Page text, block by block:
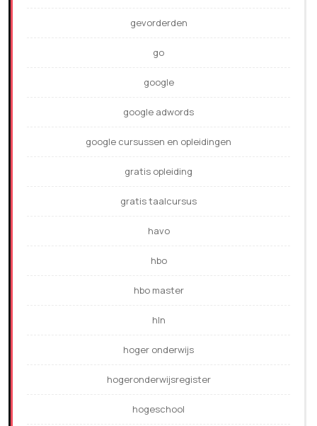
gevorderden
go
google
google adwords
google cursussen en opleidingen
gratis opleiding
gratis taalcursus
havo
hbo
hbo master
hln
hoger onderwijs
hogeronderwijsregister
hogeschool